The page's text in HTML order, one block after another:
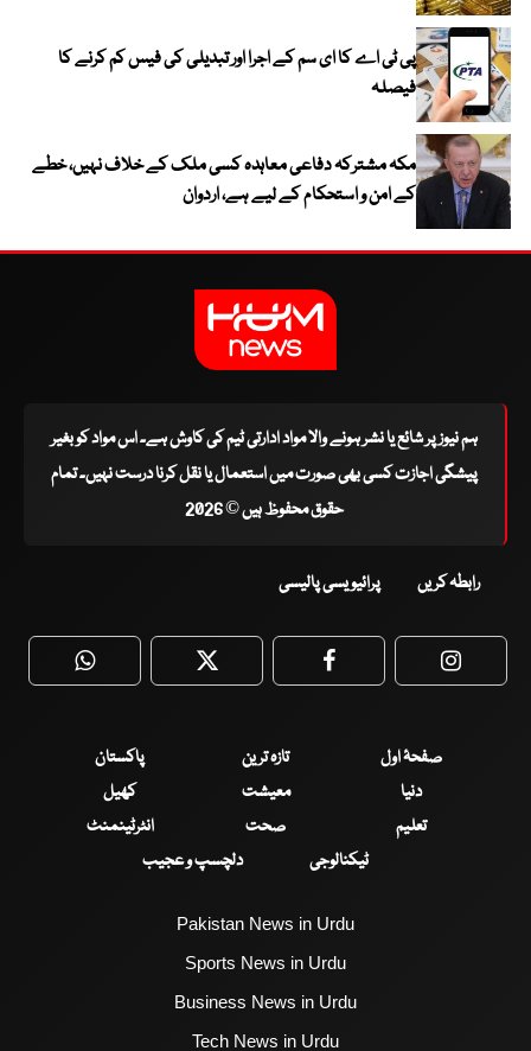
پی ٹی اے کا ای سم کے اجرا اور تبدیلی کی فیس کم کرنے کا
فیصلہ
مکہ مشترکہ دفاعی معاہدہ کسی ملک کے خلاف نہیں، خطے
کے امن و استحکام کے لیے ہے، اردوان
ہم نیوز پر شائع یا نشر ہونے والا مواد ادارتی ٹیم کی کاوش ہے۔ اس مواد کو بغیر
پیشگی اجازت کسی بھی صورت میں استعمال یا نقل کرنا درست نہیں۔ تمام
حقوق محفوظ ہیں © 2026
رابطہ کریں پرائیویسی پالیسی
WhatsApp Twitter Facebook
صفحۂ اول تازہ ترین
پاکستان
دنیا
معیشت
کھیل
تعلیم
صحت
انٹرٹینمنٹ
ٹیکنالوجی
دلچسپ و عجیب
Pakistan News in Urdu
Sports News in Urdu
Business News in Urdu
Tech News in Urdu